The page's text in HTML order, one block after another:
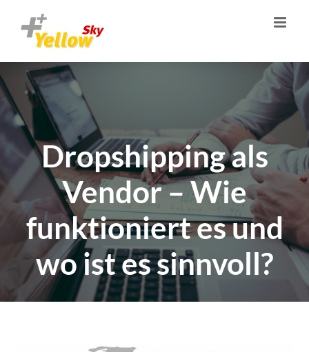
Inhalt
springen
Dropshipping als
Vendor – Wie
funktioniert es und
wo ist es sinnvoll?